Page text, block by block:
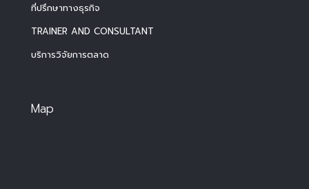
ที่ปรึกษาทางธุรกิจ
TRAINER AND CONSULTANT
บริการวิจัยการตลาด
Map